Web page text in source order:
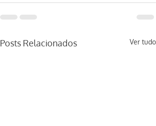
Posts Relacionados Ver tudo